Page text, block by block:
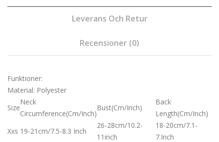
Leverans Och Retur
Recensioner (0)
Funktioner:
Material: Polyester
Size
Neck
Circumference(cm/inch)
Bust(cm/inch)
Back
Length(cm/inch)
Xxs 19-21cm/7.5-8.3 Inch
26-28cm/10.2-
11inch
18-20cm/7.1-
7.inch